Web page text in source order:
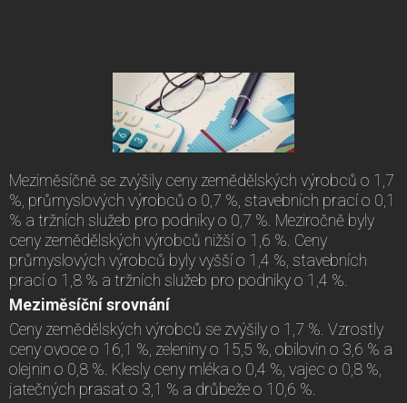
Meziměsíčně se zvýšily ceny zemědělských výrobců o 1,7
%, průmyslových výrobců o 0,7 %, stavebních prací o 0,1
% a tržních služeb pro podniky o 0,7 %. Meziročně byly
ceny zemědělských výrobců nižší o 1,6 %. Ceny
průmyslových výrobců byly vyšší o 1,4 %, stavebních
prací o 1,8 % a tržních služeb pro podniky o 1,4 %.
Meziměsíční srovnání
Ceny zemědělských výrobců se zvýšily o 1,7 %. Vzrostly
ceny ovoce o 16,1 %, zeleniny o 15,5 %, obilovin o 3,6 % a
olejnin o 0,8 %. Klesly ceny mléka o 0,4 %, vajec o 0,8 %,
jatečných prasat o 3,1 % a drůbeže o 10,6 %.